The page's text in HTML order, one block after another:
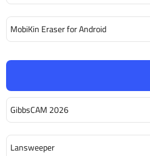
GibbsCAM 2026
Lansweeper
MobiKin Eraser for Android